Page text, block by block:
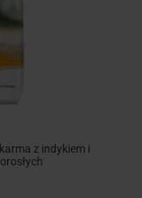
z indykiem i